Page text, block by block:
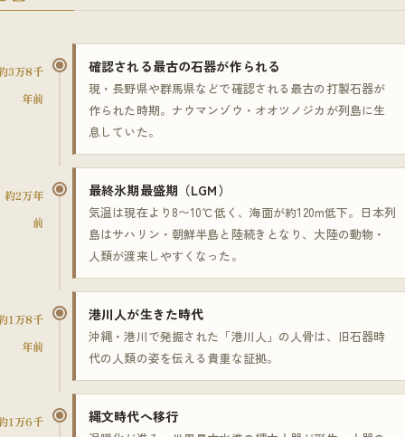
3万8千
年前
確認される最古の石器が作られる
現・長野県や群馬県などで確認される最古の打製石器が
作られた時期。ナウマンゾウ・オオツノジカが列島に生
息していた。
約2万年
前
最終氷期最盛期（LGM）
気温は現在より8〜10℃低く、海面が約120m低下。日本列
島はサハリン・朝鮮半島と陸続きとなり、大陸の動物・
人類が渡来しやすくなった。
1万8千
年前
港川人が生きた時代
沖縄・港川で発掘された「港川人」の人骨は、旧石器時
代の人類の姿を伝える貴重な証拠。
1万6千
縄文時代へ移行